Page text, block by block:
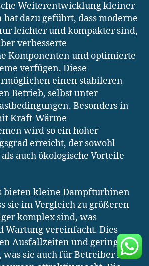
Weiterentwicklung kleiner
dazu geführt, dass moderne
leichter und kompakter sind,
verbesserte
Komponenten und optimierte
verfügen. Diese
einen stabileren
Betrieb, selbst unter
Besonders in
Kraft-Wärme-
wird so ein hoher
erreicht, der sowohl
auch ökologische Vorteile
bieten kleine Dampfturbinen
sie im Vergleich zu größeren
komplex sind, was
Wartung vereinfacht. Dies
Ausfallzeiten und geringeren
was sie auch für Betreiber mit